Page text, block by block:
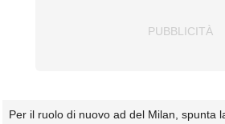
Per il ruolo di nuovo ad del Milan, spunta